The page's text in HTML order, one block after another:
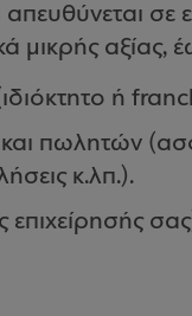
σε
μικρής αξίας,
ή
πωλητών
κ.λπ.).
επιχείρησής